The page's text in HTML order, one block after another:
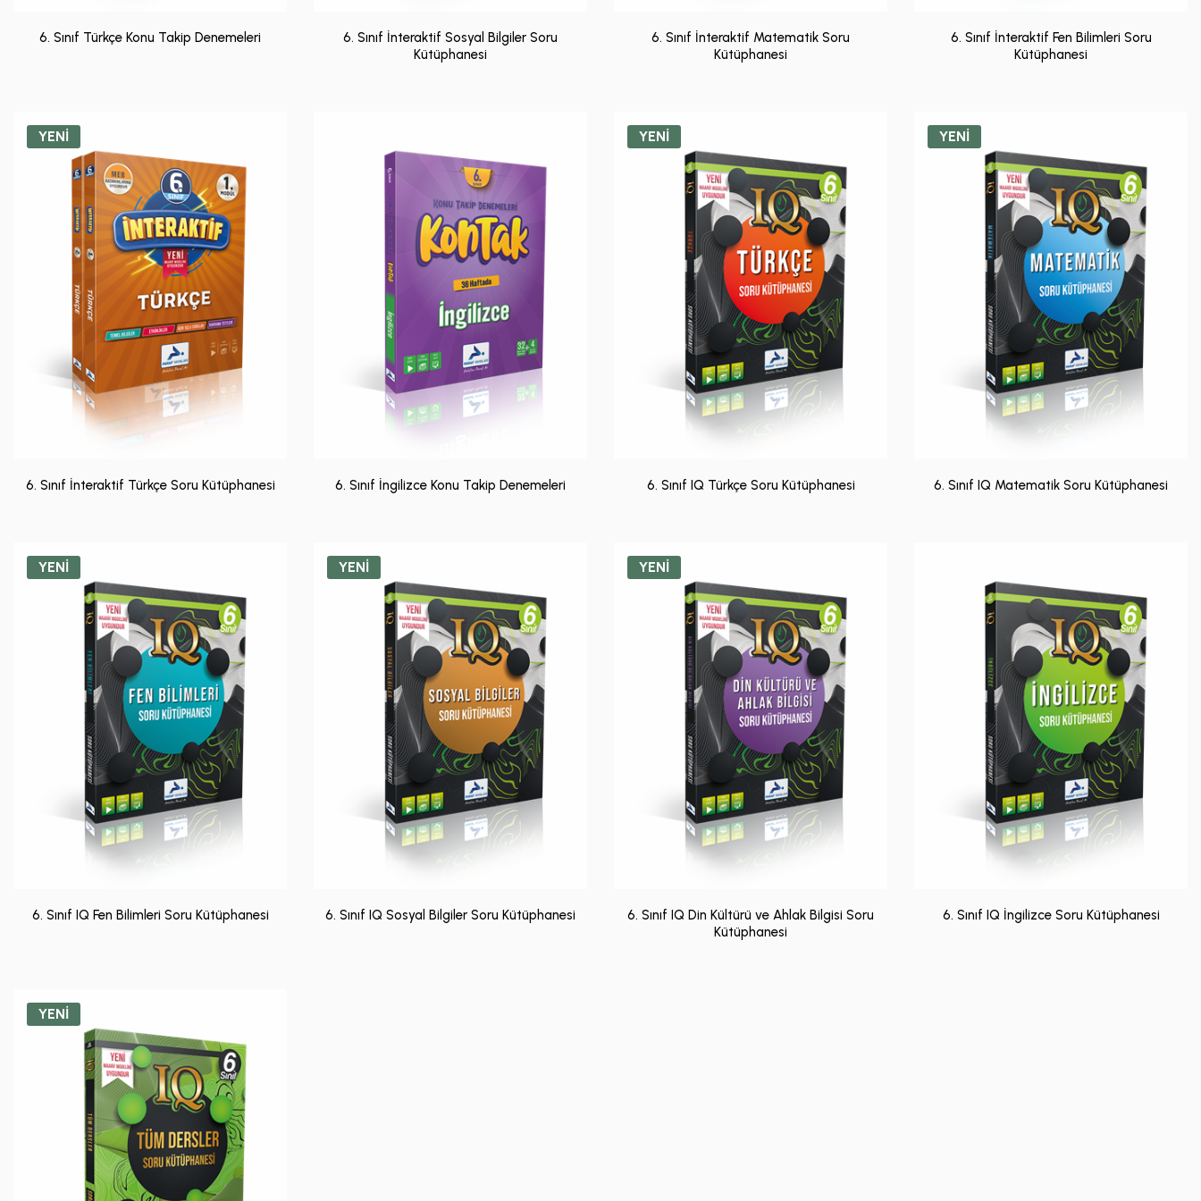
6. Sınıf Türkçe Konu Takip Denemeleri
6. Sınıf İnteraktif Sosyal Bilgiler Soru
Kütüphanesi
6. Sınıf İnteraktif Matematik Soru
Kütüphanesi
6. Sınıf İnteraktif Fen Bilimleri Soru
Kütüphanesi
YENİ
6. Sınıf İnteraktif Türkçe Soru Kütüphanesi 6. Sınıf İngilizce Konu Takip Denemeleri
YENİ
6. Sınıf IQ Türkçe Soru Kütüphanesi
YENİ
6. Sınıf IQ Matematik Soru Kütüphanesi
YENİ
6. Sınıf IQ Fen Bilimleri Soru Kütüphanesi
YENİ
6. Sınıf IQ Sosyal Bilgiler Soru Kütüphanesi
YENİ
6. Sınıf IQ Din Kültürü ve Ahlak Bilgisi Soru
Kütüphanesi
6. Sınıf IQ İngilizce Soru Kütüphanesi
YENİ